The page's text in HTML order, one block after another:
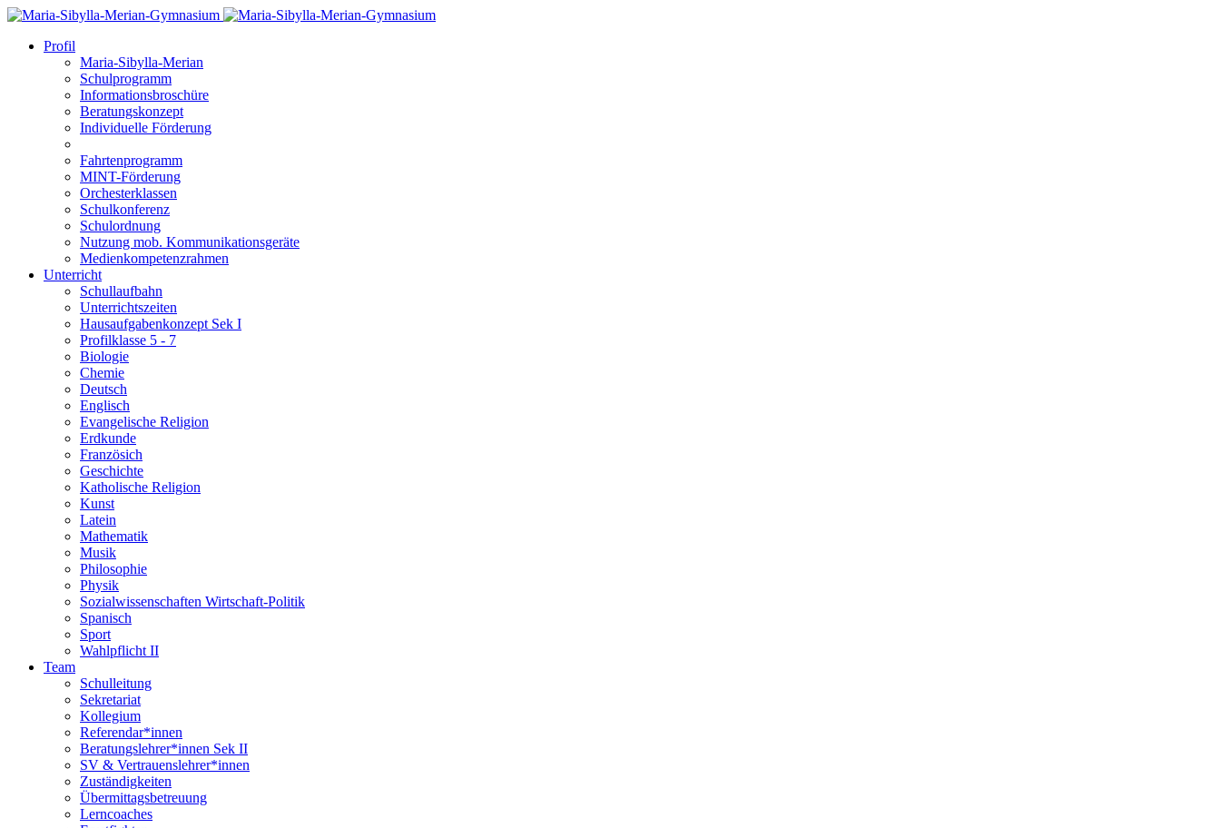
Profil
Maria-Sibylla-Merian
Schulprogramm
Informationsbroschüre
Beratungskonzept
Individuelle Förderung
Fahrtenprogramm
MINT-Förderung
Orchesterklassen
Schulkonferenz
Schulordnung
Nutzung mob. Kommunikationsgeräte
Medienkompetenzrahmen
Unterricht
Schullaufbahn
Unterrichtszeiten
Hausaufgabenkonzept Sek I
Profilklasse 5 - 7
Biologie
Chemie
Deutsch
Englisch
Evangelische Religion
Erdkunde
Französich
Geschichte
Katholische Religion
Kunst
Latein
Mathematik
Musik
Philosophie
Physik
Sozialwissenschaften Wirtschaft-Politik
Spanisch
Sport
Wahlpflicht II
Team
Schulleitung
Sekretariat
Kollegium
Referendar*innen
Beratungslehrer*innen Sek II
SV & Vertrauenslehrer*innen
Zuständigkeiten
Übermittagsbetreuung
Lerncoaches